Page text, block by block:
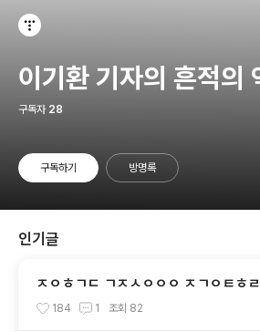
이기환 기자의 흔적의
구독자 28
구독하기 방명록
인기글
ㅈㅇㅎㄱㄷ ㄱㅈㅅㅇㅇㅇ ㅈㄱㅇㅌㅎㄹ
184 1 조회 82